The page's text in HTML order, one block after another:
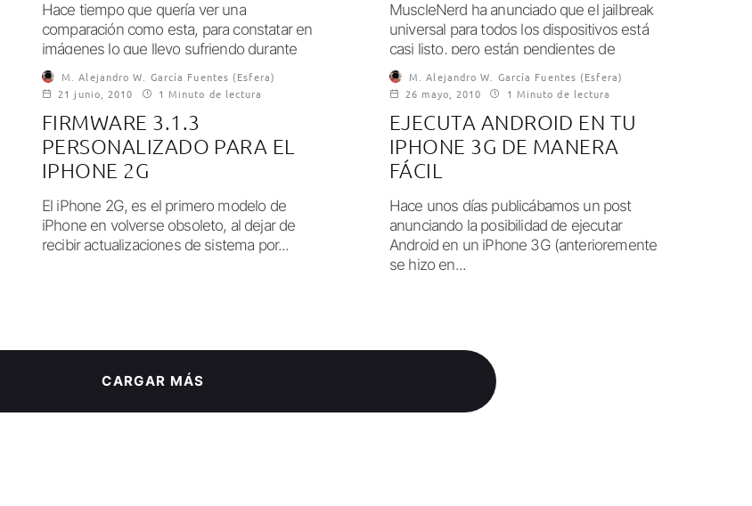
Hace tiempo que quería ver una
comparación como esta, para constatar en
imágenes lo que llevo sufriendo durante
casi un...
MuscleNerd ha anunciado que el jailbreak
universal para todos los dispositivos está
casi listo, pero están pendientes de
solucionar algunos...
M. Alejandro W. García Fuentes (Esfera)
21 junio, 2010
1 Minuto de lectura
FIRMWARE 3.1.3
PERSONALIZADO PARA EL
IPHONE 2G
El iPhone 2G, es el primero modelo de
iPhone en volverse obsoleto, al dejar de
recibir actualizaciones de sistema por...
M. Alejandro W. García Fuentes (Esfera)
26 mayo, 2010
1 Minuto de lectura
EJECUTA ANDROID EN TU
IPHONE 3G DE MANERA
FÁCIL
Hace unos días publicábamos un post
anunciando la posibilidad de ejecutar
Android en un iPhone 3G (anterioremente
se hizo en...
CARGAR MÁS